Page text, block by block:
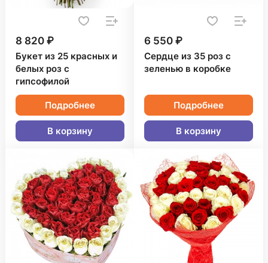
8 820 ₽
Букет из 25 красных и
белых роз с
гипсофилой
Подробнее
В корзину
6 550 ₽
Сердце из 35 роз с
зеленью в коробке
Подробнее
В корзину